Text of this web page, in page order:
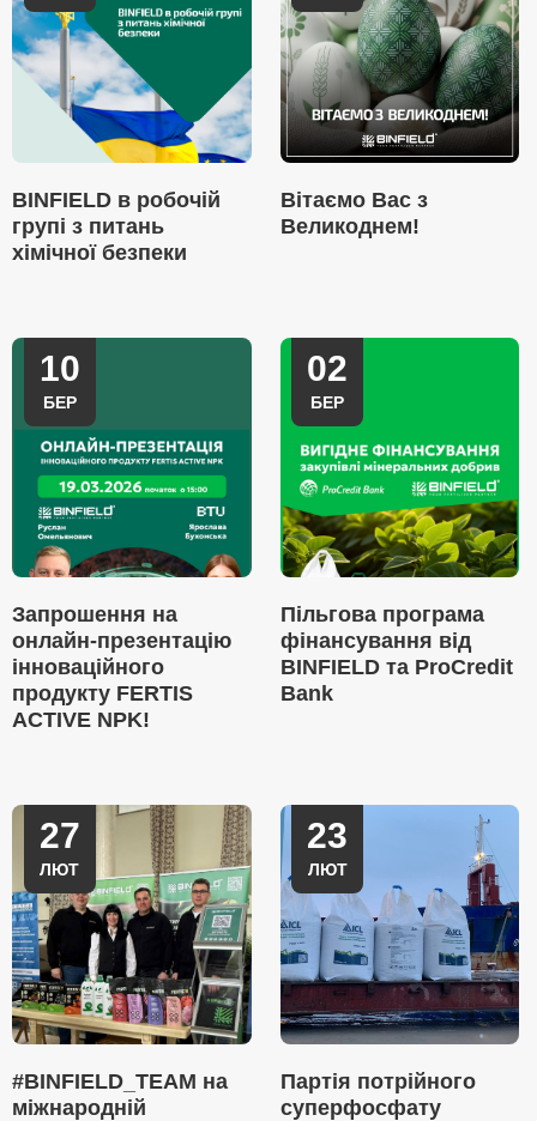
BINFIELD в робочій
групі з питань
хімічної безпеки
Вітаємо Вас з
Великоднем!
10
БЕР
Запрошення на
онлайн-презентацію
інноваційного
продукту FERTIS
ACTIVE NPK!
02
БЕР
Пільгова програма
фінансування від
BINFIELD та ProCredit
Bank
27
ЛЮТ
#BINFIELD_TEAM на
міжнародній
23
ЛЮТ
Партія потрійного
суперфосфату